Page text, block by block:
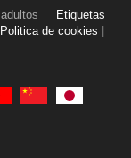
Etiquetas
Politica de cookies